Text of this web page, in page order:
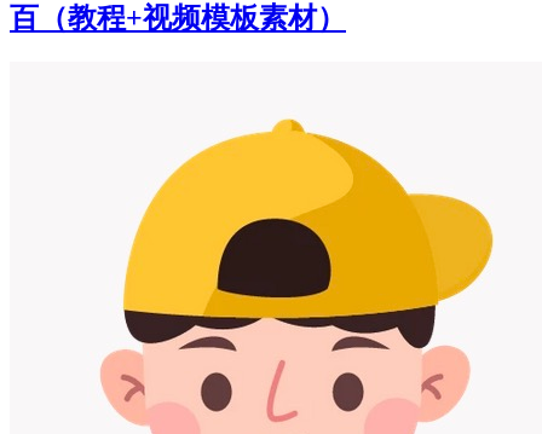
百（教程+视频模板素材）